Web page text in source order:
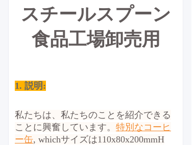
スチールスプーン
食品工場卸売用
1. 説明:
私たちは、私たちのことを紹介できる
ことに興奮しています。 特別なコーヒ
ー缶, whichサイズは110x80x200mmH